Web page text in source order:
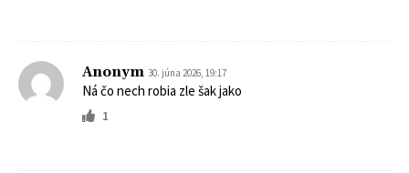
Anonym 30. júna 2026, 19:17
Ná čo nech robia zle šak jako
1